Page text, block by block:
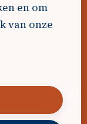
voorwaarden
Cookiebeleid|
en om
van onze